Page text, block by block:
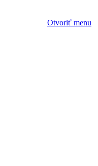
Otvoriť menu